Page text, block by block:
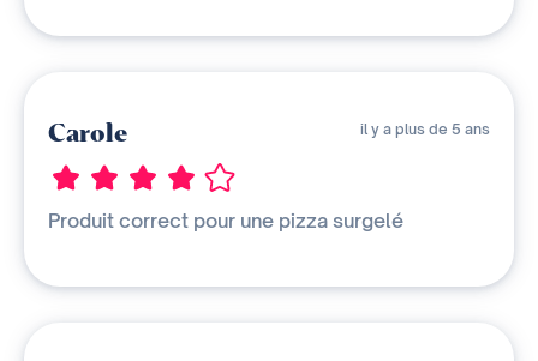
Carole il y a plus de 5 ans
Produit correct pour une pizza surgelé